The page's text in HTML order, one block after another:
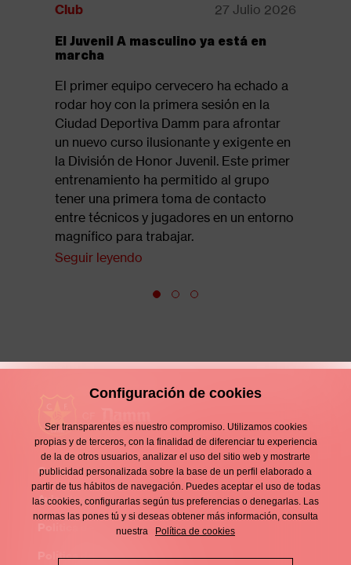
Club 27 Julio 2026
El Juvenil A masculino ya está en
marcha
El primer equipo cervecero ha echado a
rodar hoy con la primera sesión en la
Ciudad Deportiva Damm para afrontar
un nuevo curso ilusionante y exigente en
la División de Honor Juvenil. Este primer
entrenamiento ha permitido al grupo
tener una primera toma de contacto
entre técnicos y jugadores en un entorno
magnífico para trabajar.
Seguir leyendo
Enllaços
d'interès
Contacto
Footer
Aviso legal
Política de privacidad
Política de cookies
Configuración de cookies
Ser transparentes es nuestro compromiso. Utilizamos cookies
propias y de terceros, con la finalidad de diferenciar tu experiencia
de la de otros usuarios, analizar el uso del sitio web y mostrarte
publicidad personalizada sobre la base de un perfil elaborado a
partir de tus hábitos de navegación. Puedes aceptar el uso de todas
las cookies, configurarlas según tus preferencias o denegarlas. Las
normas las pones tú y si deseas obtener más información, consulta
nuestra
Política de cookies